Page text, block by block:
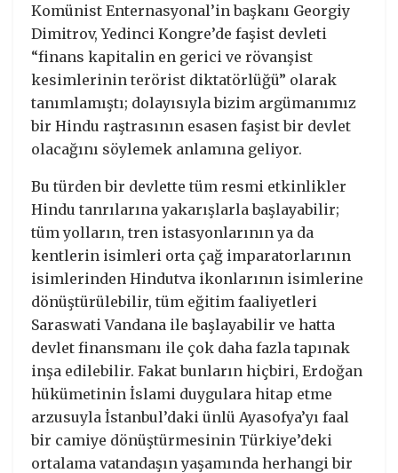
Komünist Enternasyonal’in başkanı Georgiy
Dimitrov, Yedinci Kongre’de faşist devleti
“finans ​kapitalin en gerici ve rövanşist
kesimlerinin terörist diktatörlüğü” olarak
tanımlamıştı; dolayısıyla bizim argümanımız
bir Hindu raştrasının esasen faşist bir devlet
olacağını söylemek anlamına geliyor.
Bu türden bir devlette tüm resmi etkinlikler
Hindu tanrılarına yakarışlarla başlayabilir;
tüm yolların, tren istasyonlarının ya da
kentlerin isimleri orta çağ imparatorlarının
isimlerinden Hindutva ikonlarının isimlerine
dönüştürülebilir, tüm eğitim faaliyetleri
Saraswati Vandana ile başlayabilir ve hatta
devlet finansmanı ile çok daha fazla tapınak
inşa edilebilir. Fakat bunların hiçbiri, Erdoğan
hükümetinin İslami duygulara hitap etme
arzusuyla İstanbul’daki ünlü Ayasofya’yı faal
bir camiye dönüştürmesinin Türkiye’deki
ortalama vatandaşın yaşamında herhangi bir